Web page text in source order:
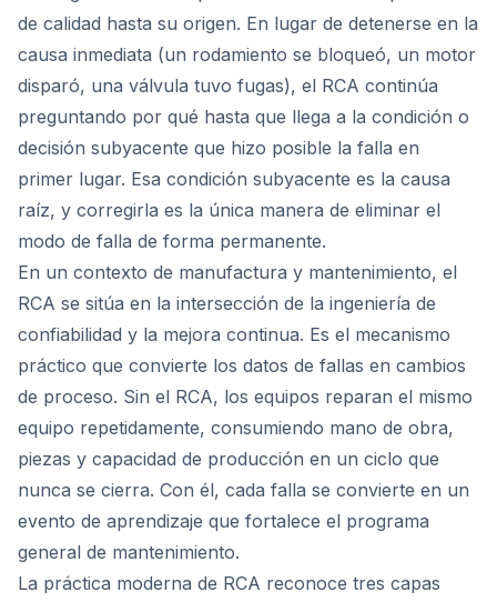
de calidad hasta su origen. En lugar de detenerse en la
causa inmediata (un rodamiento se bloqueó, un motor
disparó, una válvula tuvo fugas), el RCA continúa
preguntando por qué hasta que llega a la condición o
decisión subyacente que hizo posible la falla en
primer lugar. Esa condición subyacente es la causa
raíz, y corregirla es la única manera de eliminar el
modo de falla de forma permanente.
En un contexto de manufactura y mantenimiento, el
RCA se sitúa en la intersección de la ingeniería de
confiabilidad y la mejora continua. Es el mecanismo
práctico que convierte los datos de fallas en cambios
de proceso. Sin el RCA, los equipos reparan el mismo
equipo repetidamente, consumiendo mano de obra,
piezas y capacidad de producción en un ciclo que
nunca se cierra. Con él, cada falla se convierte en un
evento de aprendizaje que fortalece el programa
general de mantenimiento.
La práctica moderna de RCA reconoce tres capas